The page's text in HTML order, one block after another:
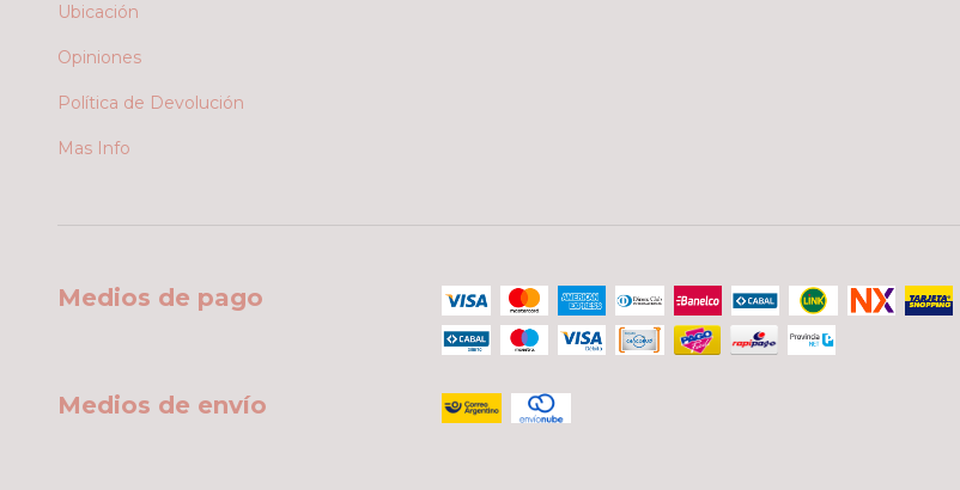
Ubicación
Opiniones
Política de Devolución
Mas Info
Medios de pago
Medios de envío